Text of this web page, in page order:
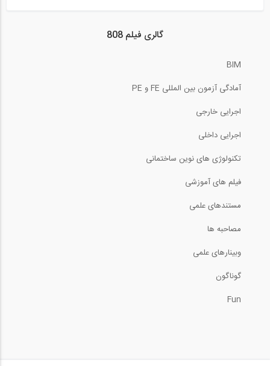
808...
30:12
گالری فیلم 808
BIM
آمادگی آزمون بین المللی FE و PE
اجرایی خارجی
اجرایی داخلی
تکنولوژی های نوین ساختمانی
فیلم های آموزشی
مستندهای علمی
مصاحبه ها
وبینارهای علمی
گوناگون
Fun